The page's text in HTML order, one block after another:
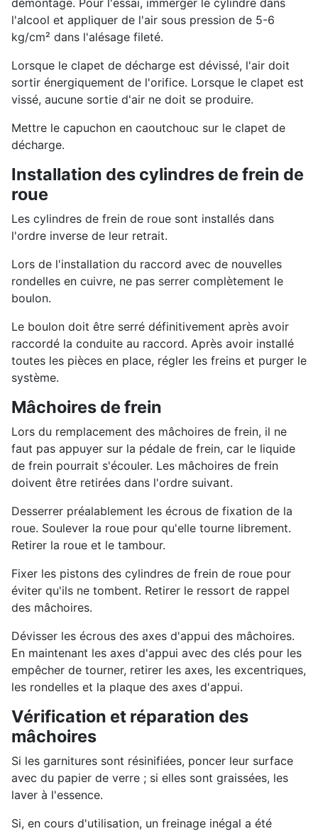
l'alcool et appliquer de l'air sous pression de 5-6
kg/cm² dans l'alésage fileté.
Lorsque le clapet de décharge est dévissé, l'air doit
sortir énergiquement de l'orifice. Lorsque le clapet est
vissé, aucune sortie d'air ne doit se produire.
Mettre le capuchon en caoutchouc sur le clapet de
décharge.
Installation des cylindres de frein de
roue
Les cylindres de frein de roue sont installés dans
l'ordre inverse de leur retrait.
Lors de l'installation du raccord avec de nouvelles
rondelles en cuivre, ne pas serrer complètement le
boulon.
Le boulon doit être serré définitivement après avoir
raccordé la conduite au raccord. Après avoir installé
toutes les pièces en place, régler les freins et purger le
système.
Mâchoires de frein
Lors du remplacement des mâchoires de frein, il ne
faut pas appuyer sur la pédale de frein, car le liquide
de frein pourrait s'écouler. Les mâchoires de frein
doivent être retirées dans l'ordre suivant.
Desserrer préalablement les écrous de fixation de la
roue. Soulever la roue pour qu'elle tourne librement.
Retirer la roue et le tambour.
Fixer les pistons des cylindres de frein de roue pour
éviter qu'ils ne tombent. Retirer le ressort de rappel
des mâchoires.
Dévisser les écrous des axes d'appui des mâchoires.
En maintenant les axes d'appui avec des clés pour les
empêcher de tourner, retirer les axes, les excentriques,
les rondelles et la plaque des axes d'appui.
Vérification et réparation des
mâchoires
Si les garnitures sont résinifiées, poncer leur surface
avec du papier de verre ; si elles sont graissées, les
laver à l'essence.
Si, en cours d'utilisation, un freinage inégal a été